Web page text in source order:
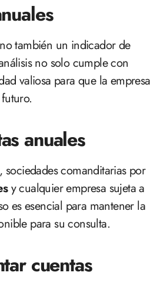
también un indicador de
no solo cumple con
valiosa para que la empresa
anuales
sociedades comanditarias por
y cualquier empresa sujeta a
es esencial para mantener la
para su consulta.
cuentas